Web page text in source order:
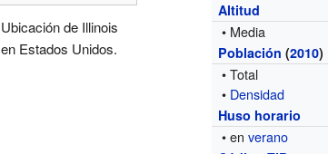
Altitud
• Media
Población (2010)
• Total
• Densidad
Huso horario
• enverano
Ubicación de Illinois
en Estados Unidos.